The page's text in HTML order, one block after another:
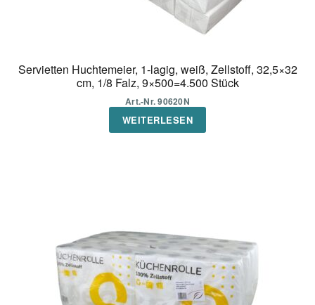
Servietten Huchtemeier, 1-lagig, weiß, Zellstoff, 32,5×32
cm, 1/8 Falz, 9×500=4.500 Stück
Art.-Nr. 90620N
WEITERLESEN